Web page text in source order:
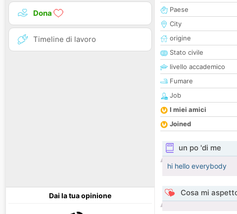
Dona
Timeline di lavoro
Dai la tua opinione
Paese
City
origine
Stato civile
livello accademico
Fumare
Job
I miei amici
Joined
un po 'di me
hi hello everybody
Cosa mi